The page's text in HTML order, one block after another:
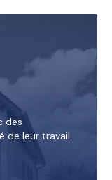
des
de leur travail.